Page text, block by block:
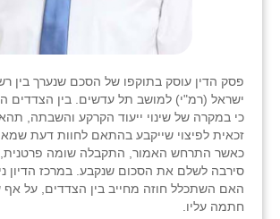
פסק הדין עוסק בתוקפו של הסכם שנערך בין
ישראל (רמ"י) למושב תל עדשים. בין הצדדים
כי במקרה של שינוי ייעוד הקרקע והשבתה,
זכאית לפיצוי שייקבע בהתאם לחוות דעת
כאשר התרחש האמור, התקבלה שומה פרטנית,
סירבה לשלם את הסכום שנקבע. במרכז הדיון
האם השתכלל חוזה מחייב בין הצדדים, על
חתמה עליו.